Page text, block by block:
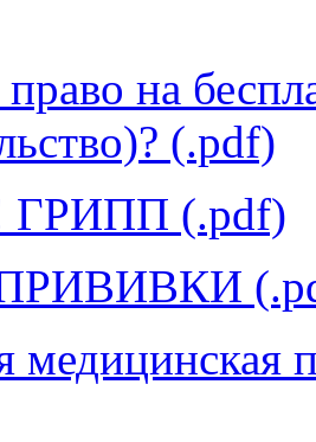
на
(.pdf)
(.pdf)
медицинская